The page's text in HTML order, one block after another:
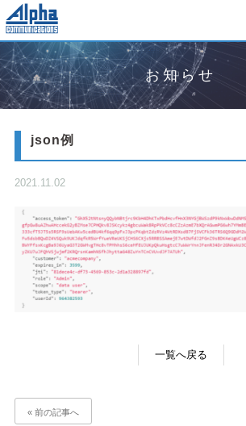
お知らせ
json例
2021.11.02
一覧へ戻る
« 前の記事へ